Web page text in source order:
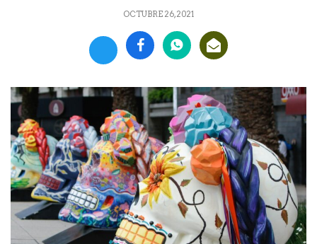
OCTUBRE 26, 2021